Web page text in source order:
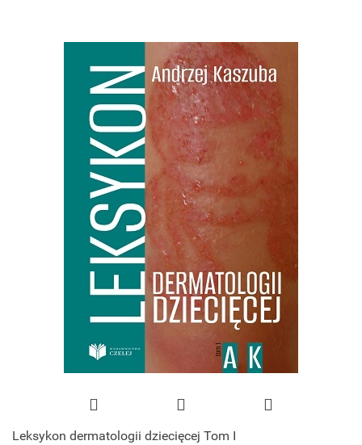
Leksykon dermatologii dziecięcej Tom I